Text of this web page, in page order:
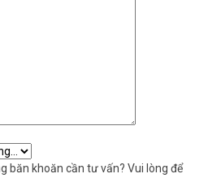
Vùng phát hiện chuyển động,
cảnh báo tức thì trên điện thoại.
băn khoăn cần tư vấn? Vui lòng để